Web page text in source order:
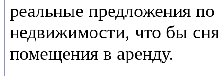
реальные предложения
недвижимости, что бы
помещения в аренду.